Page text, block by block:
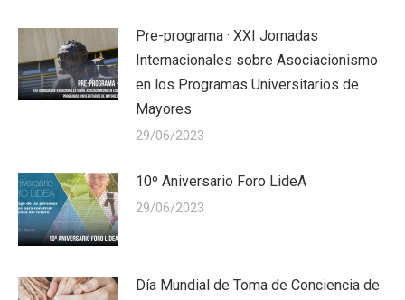
Pre-programa · XXI Jornadas
Internacionales sobre Asociacionismo
en los Programas Universitarios de
Mayores
29/06/2023
10º Aniversario Foro LideA
29/06/2023
Día Mundial de Toma de Conciencia de